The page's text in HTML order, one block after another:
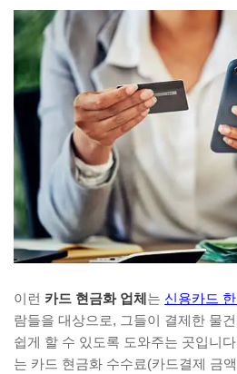
이런 카드 현금화 업체는 신용카드
람들을 대상으로, 그들이 결제한 물
쉽게 할 수 있도록 도와주는 곳입니
는 카드 현금화 수수료(카드결제 금